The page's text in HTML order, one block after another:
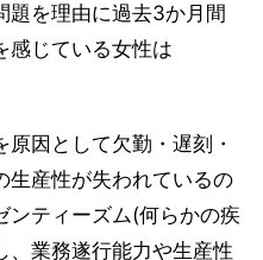
題を理由に過去3か月間
感じている女性は
因として欠勤・遅刻・
生産性が失われているの
ンティーズム(何らかの疾
、業務遂行能力や生産性